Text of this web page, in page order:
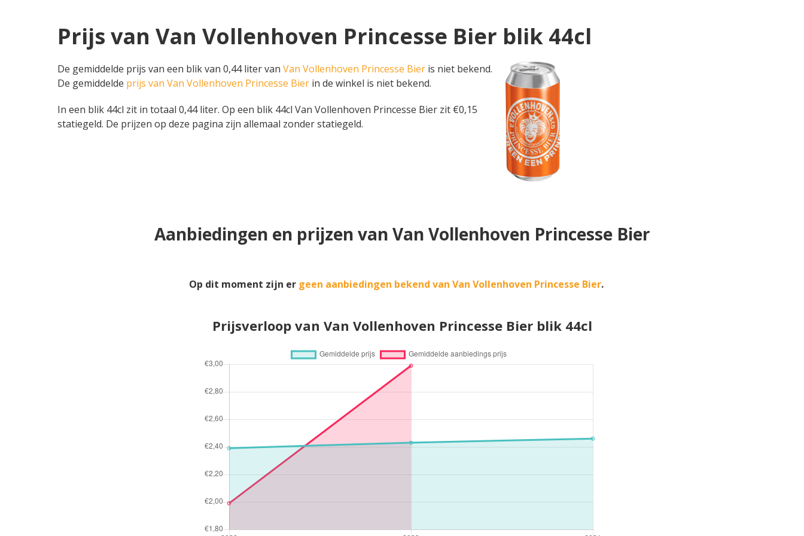
Prijs van Van Vollenhoven Princesse Bier blik 44cl
De gemiddelde prijs van een blik van 0,44 liter van Van Vollenhoven Princesse Bier is niet bekend.
De gemiddelde prijs van Van Vollenhoven Princesse Bier in de winkel is niet bekend.
In een blik 44cl zit in totaal 0,44 liter. Op een blik 44cl Van Vollenhoven Princesse Bier zit €0,15
statiegeld. De prijzen op deze pagina zijn allemaal zonder statiegeld.
Aanbiedingen en prijzen van Van Vollenhoven Princesse Bier
Op dit moment zijn er geen aanbiedingen bekend van Van Vollenhoven Princesse Bier.
Prijsverloop van Van Vollenhoven Princesse Bier blik 44cl